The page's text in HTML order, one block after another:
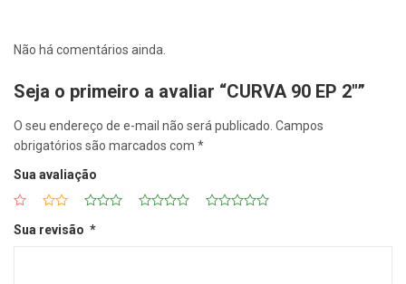
Não há comentários ainda.
Seja o primeiro a avaliar “CURVA 90 EP 2″”
O seu endereço de e-mail não será publicado. Campos
obrigatórios são marcados com *
Sua avaliação
Sua revisão *